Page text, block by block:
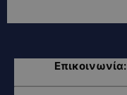
Επικοινωνία: